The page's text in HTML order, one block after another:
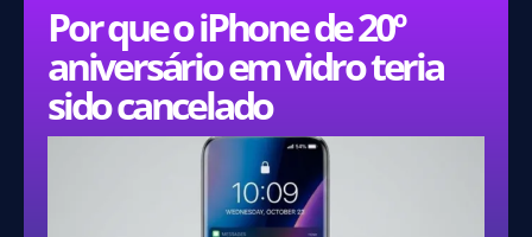
Por que o iPhone de 20º
aniversário em vidro teria
sido cancelado